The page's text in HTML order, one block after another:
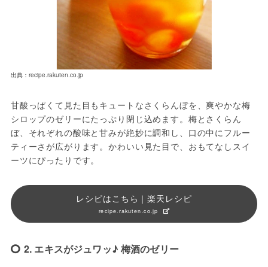
出典：recipe.rakuten.co.jp
甘酸っぱくて見た目もキュートなさくらんぼを、爽やかな梅
シロップのゼリーにたっぷり閉じ込めます。梅とさくらん
ぼ、それぞれの酸味と甘みが絶妙に調和し、口の中にフルー
ティーさが広がります。かわいい見た目で、おもてなしスイ
ーツにぴったりです。
レシピはこちら｜楽天レシピ
recipe.rakuten.co.jp
2. エキスがジュワッ♪ 梅酒のゼリー